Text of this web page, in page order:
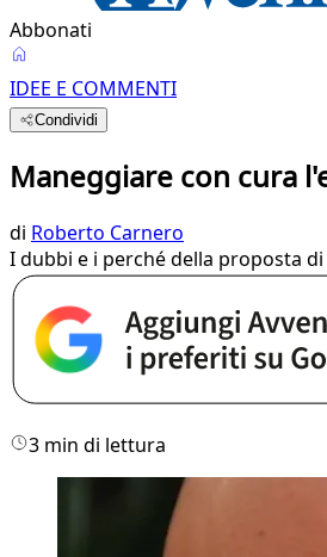
Abbonati
IDEE E COMMENTI
Condividi
Maneggiare con cura
di Roberto Carnero
I dubbi e i perché della proposta
3 min di lettura